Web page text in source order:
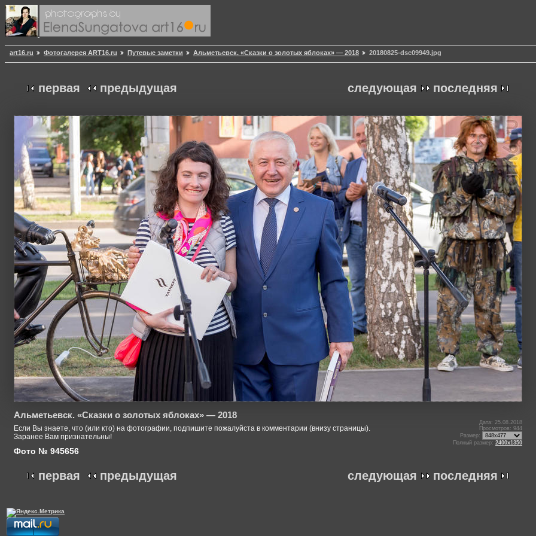
art16.ru Фотогалерея ART16.ru Путевые заметки Альметьевск. «Сказки о золотых яблоках» — 2018 20180825-dsc09949.jpg
следующая последняя
первая предыдущая
Альметьевск. «Сказки о золотых яблоках» — 2018
Если Вы знаете, что (или кто) на фотографии, подпишите пожалуйста в комментарии (внизу страницы).
Заранее Вам признательны!
Фото № 945656
Дата: 25.08.2018
Просмотров: 944
Размер:
Полный размер: 2400x1350
следующая последняя
первая предыдущая